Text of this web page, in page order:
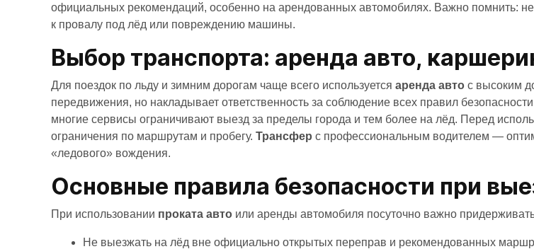
официальных рекомендаций, особенно на арендованных автомобилях. Важно помнить:
к провалу под лёд или повреждению машины.
Выбор транспорта: аренда авто,
Для поездок по льду и зимним дорогам чаще всего используется аренда авто с высоким
передвижения, но накладывает ответственность за соблюдение всех правил
многие сервисы ограничивают выезд за пределы города и тем более на лёд. Перед
ограничения по маршрутам и пробегу. Трансфер с профессиональным водителем —
«ледового» вождения.
Основные правила безопасности при
При использовании проката авто или аренды автомобиля посуточно важно
Не выезжать на лёд вне официально открытых переправ и рекомендованных